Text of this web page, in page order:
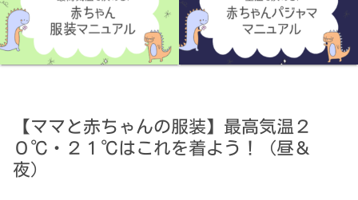
【ママと赤ちゃんの服装】最高気温２
０℃・２１℃はこれを着よう！（昼＆
夜）